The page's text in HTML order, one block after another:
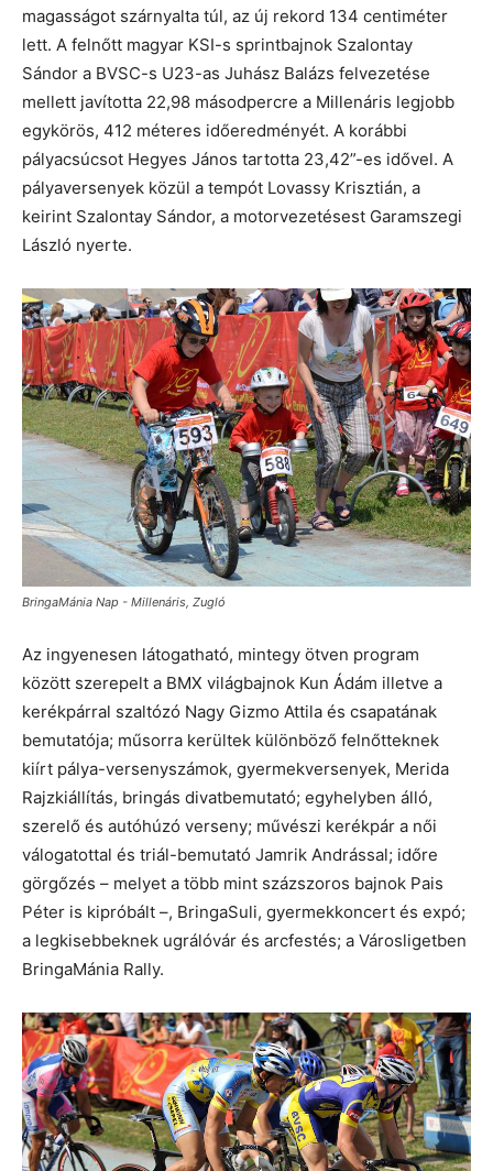
magasságot szárnyalta túl, az új rekord 134 centiméter
lett. A felnőtt magyar KSI-s sprintbajnok Szalontay
Sándor a BVSC-s U23-as Juhász Balázs felvezetése
mellett javította 22,98 másodpercre a Millenáris legjobb
egykörös, 412 méteres időeredményét. A korábbi
pályacsúcsot Hegyes János tartotta 23,42”-es idővel. A
pályaversenyek közül a tempót Lovassy Krisztián, a
keirint Szalontay Sándor, a motorvezetésest Garamszegi
László nyerte.
BringaMánia Nap - Millenáris, Zugló
Az ingyenesen látogatható, mintegy ötven program
között szerepelt a BMX világbajnok Kun Ádám illetve a
kerékpárral szaltózó Nagy Gizmo Attila és csapatának
bemutatója; műsorra kerültek különböző felnőtteknek
kiírt pálya-versenyszámok, gyermekversenyek, Merida
Rajzkiállítás, bringás divatbemutató; egyhelyben álló,
szerelő és autóhúzó verseny; művészi kerékpár a női
válogatottal és triál-bemutató Jamrik Andrással; időre
görgőzés – melyet a több mint százszoros bajnok Pais
Péter is kipróbált –, BringaSuli, gyermekkoncert és expó;
a legkisebbeknek ugrálóvár és arcfestés; a Városligetben
BringaMánia Rally.